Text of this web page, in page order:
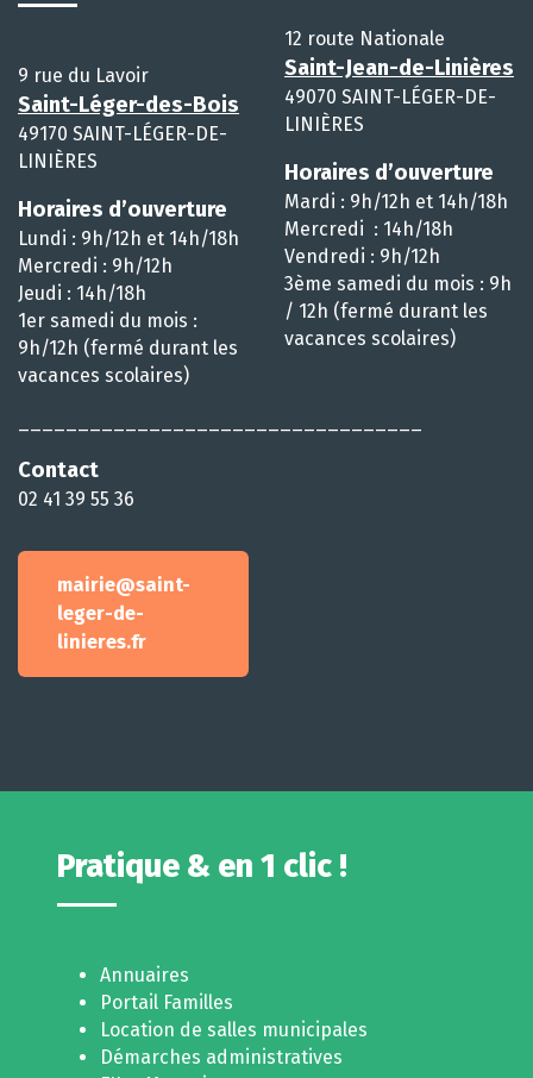
9 rue du Lavoir
Saint-Léger-des-Bois
49170 SAINT-LÉGER-DE-
LINIÈRES
Horaires d’ouverture
Lundi : 9h/12h et 14h/18h
Mercredi : 9h/12h
Jeudi : 14h/18h
1er samedi du mois :
9h/12h (fermé durant les
vacances scolaires)
Contact
02 41 39 55 36
mairie@saint-
leger-de-
linieres.fr
12 route Nationale
Saint-Jean-de-Linières
49070 SAINT-LÉGER-DE-
LINIÈRES
Horaires d’ouverture
Mardi : 9h/12h et 14h/18h
Mercredi : 14h/18h
Vendredi : 9h/12h
3ème samedi du mois : 9h
/ 12h (fermé durant les
vacances scolaires)
Pratique & en 1 clic !
Annuaires
Portail Familles
Location de salles municipales
Démarches administratives